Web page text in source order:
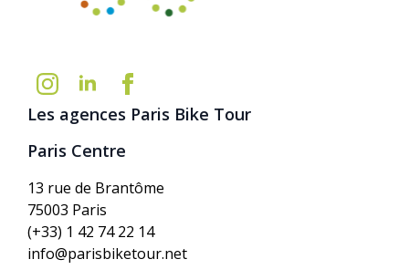
Les agences Paris Bike Tour
Paris Centre
13 rue de Brantôme
75003 Paris
(+33) 1 42 74 22 14
info@parisbiketour.net